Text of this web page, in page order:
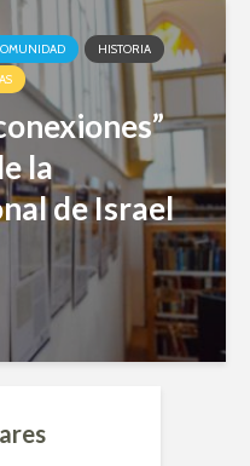
HISTORIA
la
de Israel